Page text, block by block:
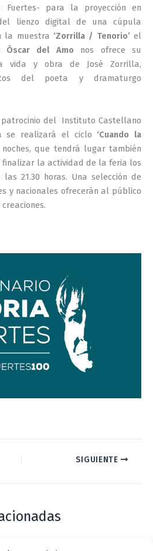
Fuertes- para la proyección en
lienzo digital de una cúpula
la muestra ‘Zorrilla / Tenorio’ el
Óscar del Amo nos ofrece su
vida y obra de José Zorrilla,
del poeta y dramaturgo
patrocinio del Instituto Castellano
se realizará el ciclo ‘Cuando la
que tendrá lugar también
la actividad de la feria los
21.30 horas. Una selección de
y nacionales ofrecerán al público
SIGUIENTE